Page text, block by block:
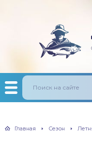
Главная Сезон
рыбалка
рыбалкаснасть
и донки
билет